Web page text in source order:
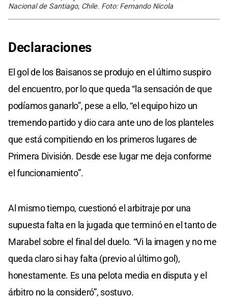
Nacional de Santiago, Chile. Foto: Fernando Nicola
Declaraciones
El gol de los Baisanos se produjo en el último suspiro
del encuentro, por lo que queda “la sensación de que
podíamos ganarlo”, pese a ello, “el equipo hizo un
tremendo partido y dio cara ante uno de los planteles
que está compitiendo en los primeros lugares de
Primera División. Desde ese lugar me deja conforme
el funcionamiento”.
Al mismo tiempo, cuestionó el arbitraje por una
supuesta falta en la jugada que terminó en el tanto de
Marabel sobre el final del duelo. “Vi la imagen y no me
queda claro si hay falta (previo al último gol),
honestamente. Es una pelota media en disputa y el
árbitro no la consideró”, sostuvo.